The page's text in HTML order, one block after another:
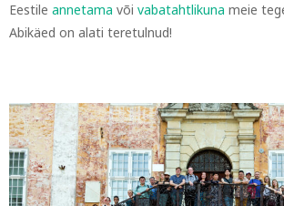
Eestile annetama või vabatahtlikuna meie
Abikäed on alati teretulnud!